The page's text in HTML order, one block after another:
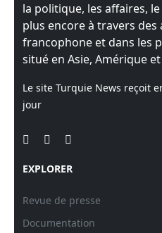
la politique, les affaires,
plus encore à travers des
francophone et dans les
situé en Asie, Amérique
Le site Turquie News reçoit
jour
EXPLORER
Revue de presse
Documentation